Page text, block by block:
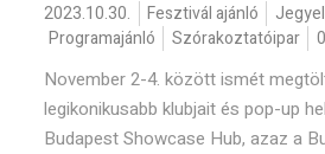
2023.10.30. Fesztivál ajánló
Programajánló
Szórakoztatóipar
November 2-4. között ismét
legikonikusabb klubjait és pop-up
Budapest Showcase Hub, azaz a